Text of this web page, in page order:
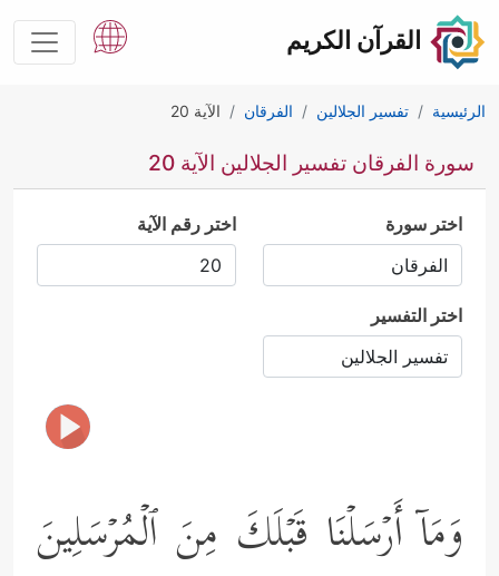
القرآن الكريم
الرئيسية تفسير الجلالين الفرقان الآية 20
سورة الفرقان تفسير الجلالين الآية 20
اختر سورة اختر رقم الآية
اختر التفسير
وَمَاۤ أَرۡسَلۡنَا قَبۡلَكَ مِنَ ٱلۡمُرۡسَلِینَ